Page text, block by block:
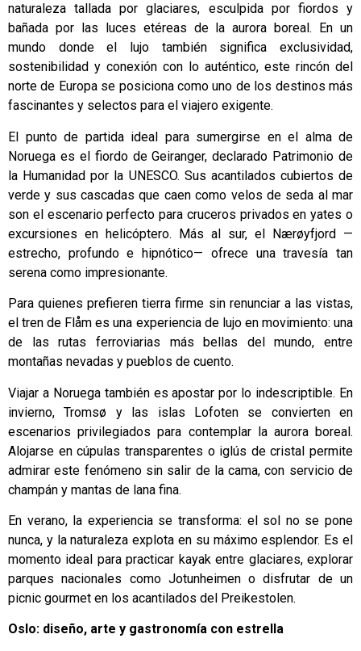
naturaleza tallada por glaciares, esculpida por fiordos y
bañada por las luces etéreas de la aurora boreal. En un
mundo donde el lujo también significa exclusividad,
sostenibilidad y conexión con lo auténtico, este rincón del
norte de Europa se posiciona como uno de los destinos más
fascinantes y selectos para el viajero exigente.
El punto de partida ideal para sumergirse en el alma de
Noruega es el fiordo de Geiranger, declarado Patrimonio de
la Humanidad por la UNESCO. Sus acantilados cubiertos de
verde y sus cascadas que caen como velos de seda al mar
son el escenario perfecto para cruceros privados en yates o
excursiones en helicóptero. Más al sur, el Nærøyfjord —
estrecho, profundo e hipnótico— ofrece una travesía tan
serena como impresionante.
Para quienes prefieren tierra firme sin renunciar a las vistas,
el tren de Flåm es una experiencia de lujo en movimiento: una
de las rutas ferroviarias más bellas del mundo, entre
montañas nevadas y pueblos de cuento.
Viajar a Noruega también es apostar por lo indescriptible. En
invierno, Tromsø y las islas Lofoten se convierten en
escenarios privilegiados para contemplar la aurora boreal.
Alojarse en cúpulas transparentes o iglús de cristal permite
admirar este fenómeno sin salir de la cama, con servicio de
champán y mantas de lana fina.
En verano, la experiencia se transforma: el sol no se pone
nunca, y la naturaleza explota en su máximo esplendor. Es el
momento ideal para practicar kayak entre glaciares, explorar
parques nacionales como Jotunheimen o disfrutar de un
picnic gourmet en los acantilados del Preikestolen.
Oslo: diseño, arte y gastronomía con estrella